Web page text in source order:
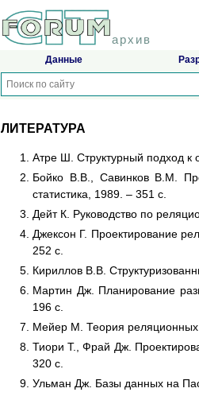
архив
Данные
ЛИТЕРАТУРА
Атре Ш. Структурный подход к
Бойко В.В., Савинков В.М.
статистика, 1989. – 351 с.
Дейт К. Руководство по
Джексон Г. Проектирование
252 с.
Кириллов В.В.
Мартин Дж. Планирование
196 с.
Мейер М. Теория
Тиори Т., Фрай Дж.
320 с.
Ульман Дж. Базы данных на